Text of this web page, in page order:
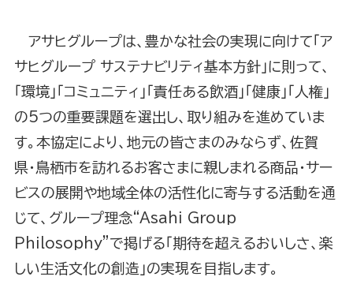
アサヒグループは、豊かな社会の実現に向けて「ア
サヒグループ サステナビリティ基本方針」に則って、
「環境」「コミュニティ」「責任ある飲酒」「健康」「人権」
の5つの重要課題を選出し、取り組みを進めていま
す。本協定により、地元の皆さまのみならず、佐賀
県・鳥栖市を訪れるお客さまに親しまれる商品・サー
ビスの展開や地域全体の活性化に寄与する活動を通
じて、グループ理念“Asahi Group
Philosophy”で掲げる「期待を超えるおいしさ、楽
しい生活文化の創造」の実現を目指します。